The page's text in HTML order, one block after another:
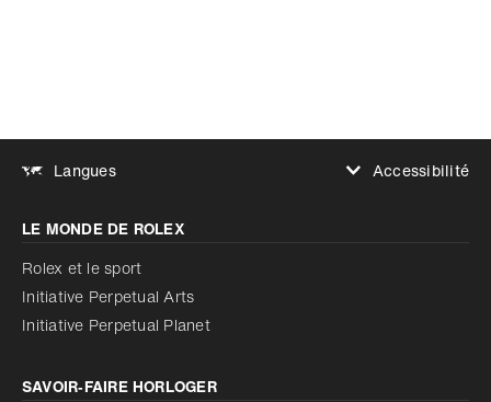
Langues
Accessibilité
Augmenter le contraste
Désactivé
Réduire les animations
Réduire les animations
Désactivé
LE MONDE DE ROLEX
Rolex et le sport
Initiative Perpetual Arts
Initiative Perpetual Planet
SAVOIR‑FAIRE HORLOGER